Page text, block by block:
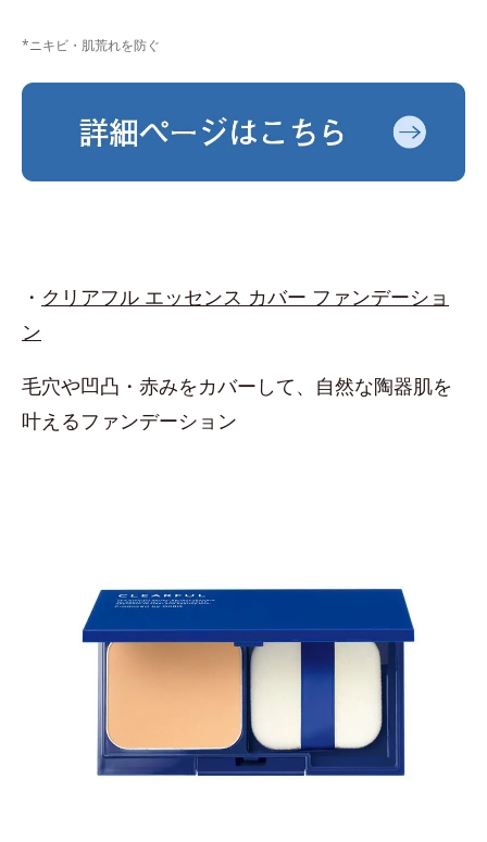
*ニキビ・肌荒れを防ぐ
・ クリアフル エッセンス カバー ファンデーショ
ン
毛穴や凹凸・赤みをカバーして、自然な陶器肌を
叶えるファンデーション